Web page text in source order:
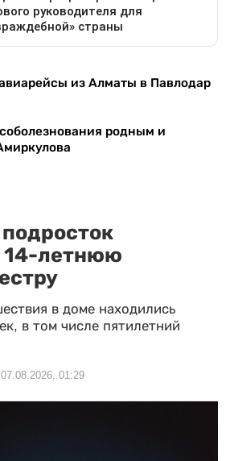
из Алматы в Павлодар
родным и
14-летнюю
в доме находились
в том числе пятилетний
07.08.2026, 01:29